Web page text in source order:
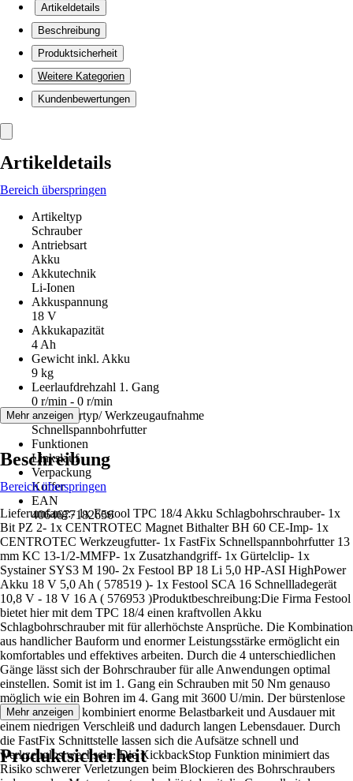
Artikeldetails
Beschreibung
Produktsicherheit
Weitere Kategorien
Kundenbewertungen
Artikeldetails
Bereich überspringen
Artikeltyp
Schrauber
Antriebsart
Akku
Akkutechnik
Li-Ionen
Akkuspannung
18 V
Akkukapazität
4 Ah
Gewicht inkl. Akku
9 kg
Leerlaufdrehzahl 1. Gang
0 r/min - 0 r/min
Bohrfuttertyp/ Werkzeugaufnahme
Schnellspannbohrfutter
Funktionen
Linkslauf
Verpackung
Koffer
EAN
4064677182656
Mehr anzeigen
Beschreibung
Bereich überspringen
Lieferumfang:- 1x Festool TPC 18/4 Akku Schlagbohrschrauber- 1x
Bit PZ 2- 1x CENTROTEC Magnet Bithalter BH 60 CE-Imp- 1x
CENTROTEC Werkzeugfutter- 1x FastFix Schnellspannbohrfutter 13
mm KC 13-1/2-MMFP- 1x Zusatzhandgriff- 1x Gürtelclip- 1x
Systainer SYS3 M 190- 2x Festool BP 18 Li 5,0 HP-ASI HighPower
Akku 18 V 5,0 Ah ( 578519 )- 1x Festool SCA 16 Schnellladegerät
10,8 V - 18 V 16 A ( 576953 )Produktbeschreibung:Die Firma Festool
bietet hier mit dem TPC 18/4 einen kraftvollen Akku
Schlagbohrschrauber mit für allerhöchste Ansprüche. Die Kombination
aus handlicher Bauform und enormer Leistungsstärke ermöglicht ein
komfortables und effektives arbeiten. Durch die 4 unterschiedlichen
Gänge lässt sich der Bohrschrauber für alle Anwendungen optimal
einstellen. Somit ist im 1. Gang ein Schrauben mit 50 Nm genauso
möglich wie ein Bohren im 4. Gang mit 3600 U/min. Der bürstenlose
EC-TEC Motor kombiniert enorme Belastbarkeit und Ausdauer mit
einem niedrigen Verschleiß und dadurch langen Lebensdauer. Durch
die FastFix Schnittstelle lassen sich die Aufsätze schnell und
werkzeuglos wechseln. Die KickbackStop Funktion minimiert das
Risiko schwerer Verletzungen beim Blockieren des Bohrschraubers
Mehr anzeigen
Produktsicherheit